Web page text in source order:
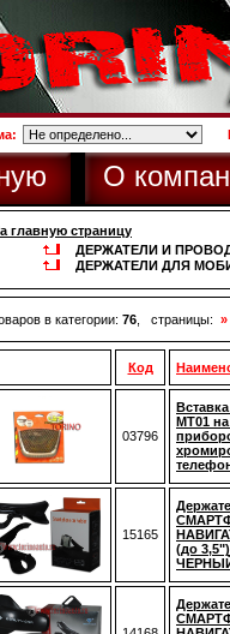
О
главную страницу
ДЕРЖАТЕЛИ И
ДЕРЖАТЕЛИ ДЛЯ
в категории: 76 , страницы: »
Код
03796
MT01
15165
(до